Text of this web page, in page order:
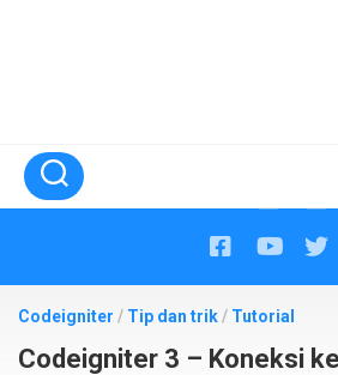
Codeigniter / Tip dan trik/ Tutorial
Codeigniter 3 – Koneksi